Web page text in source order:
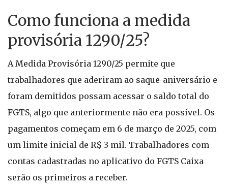
Como funciona a medida
provisória 1290/25?
A Medida Provisória 1290/25 permite que
trabalhadores que aderiram ao saque-aniversário e
foram demitidos possam acessar o saldo total do
FGTS, algo que anteriormente não era possível. Os
pagamentos começam em 6 de março de 2025, com
um limite inicial de R$ 3 mil. Trabalhadores com
contas cadastradas no aplicativo do FGTS Caixa
serão os primeiros a receber.